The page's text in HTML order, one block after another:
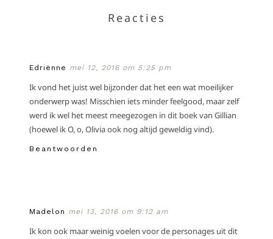
Reacties
Edriënne mei 12, 2016 om 5:25 pm
Ik vond het juist wel bijzonder dat het een wat moeilijker
onderwerp was! Misschien iets minder feelgood, maar zelf
werd ik wel het meest meegezogen in dit boek van Gillian
(hoewel ik O, o, Olivia ook nog altijd geweldig vind).
Beantwoorden
Madelon mei 13, 2016 om 9:12 am
Ik kon ook maar weinig voelen voor de personages uit dit